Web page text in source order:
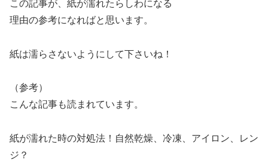
この記事が、紙が濡れたらしわになる
理由の参考になればと思います。
紙は濡らさないようにして下さいね！
（参考）
こんな記事も読まれています。
紙が濡れた時の対処法！自然乾燥、冷凍、アイロン、レン
ジ？